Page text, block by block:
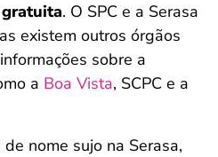
. O SPC e a Serasa
existem outros órgãos
sobre a
a Boa Vista, SCPC e a
nome sujo na Serasa,